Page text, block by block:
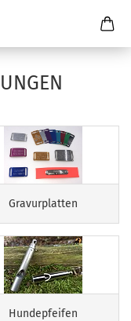
Gravurplatten
Hundepfeifen